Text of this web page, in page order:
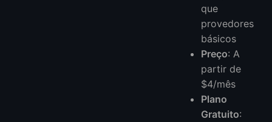
que
provedores
básicos
Preço: A
partir de
$4/mês
Plano
Gratuito: